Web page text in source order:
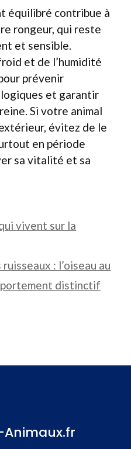
équilibré contribue à
rongeur, qui reste
et sensible.
et de l’humidité
prévenir
et garantir
Si votre animal
évitez de le
en période
sa vitalité et sa
vivent sur la
: l’oiseau au
distinctif